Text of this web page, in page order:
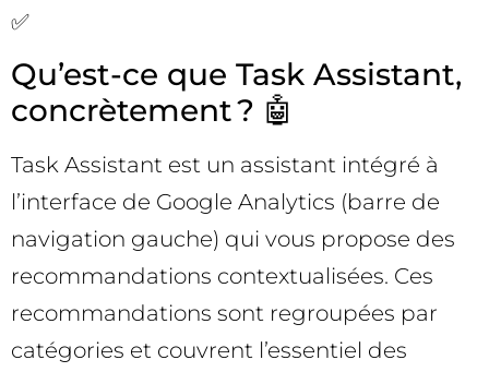
✅
Qu’est-ce que Task Assistant,
concrètement ? 🤖
Task Assistant est un assistant intégré à
l’interface de Google Analytics (barre de
navigation gauche) qui vous propose des
recommandations contextualisées. Ces
recommandations sont regroupées par
catégories et couvrent l’essentiel des